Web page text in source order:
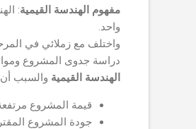
مفهوم الهندسة القيمية:
واحد.
واختلف مع زملائي في
دراسة جدوى المشروع
الهندسة القيمية والسبب
قيمة المشروع
جودة المشروع